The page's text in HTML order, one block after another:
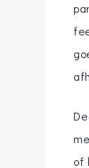
of